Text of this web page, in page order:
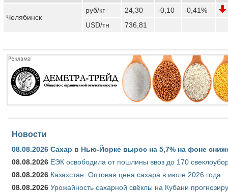
Челябинск
руб/кг 24,30 -0,10
-0,41%
USD/тн
736,81
Новости
08.08.2026 Сахар в Нью-Йорке вырос на 5,7% на фоне
08.08.2026 ЕЭК освободила от пошлины ввоз до 170
08.08.2026 Казахстан: Оптовая цена сахара в июле 2026 года
08.08.2026 Урожайность сахарной свёклы на Кубани